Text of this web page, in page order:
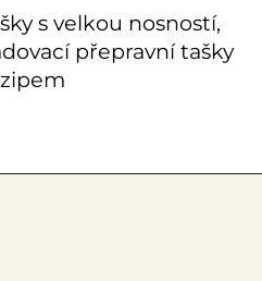
s velkou nosností,
přepravní tašky